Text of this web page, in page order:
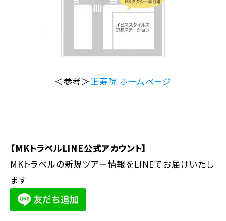
＜参考＞正寿院 ホームページ
【MKトラベルLINE公式アカウント】
MKトラベルの新規ツアー情報をLINEでお届けいたし
ます